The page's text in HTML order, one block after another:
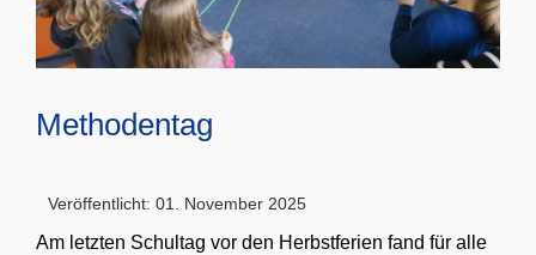
Methodentag
Veröffentlicht: 01. November 2025
Am letzten Schultag vor den Herbstferien fand für alle